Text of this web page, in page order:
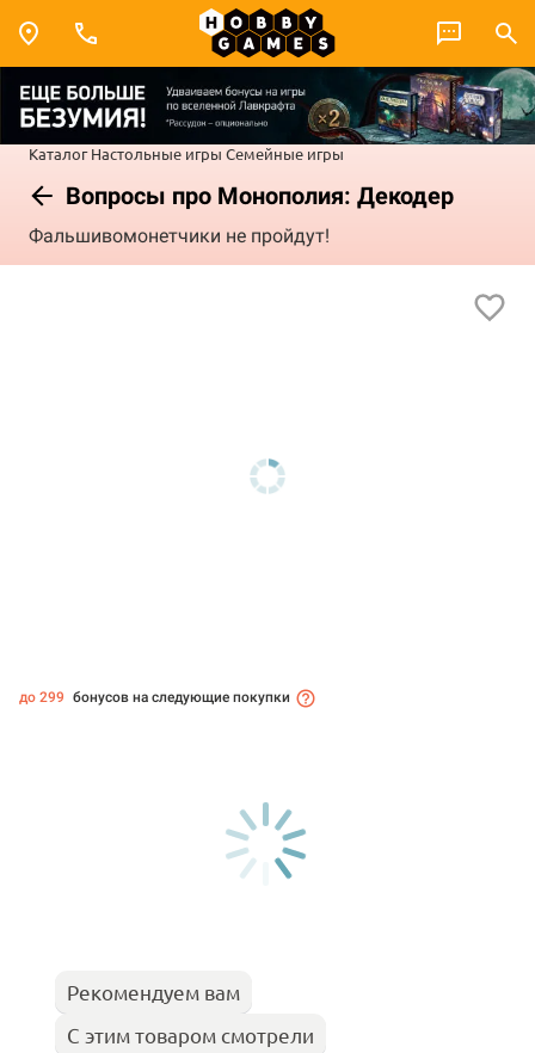
Каталог Настольные игры Семейные игры
Вопросы про Монополия: Декодер
Фальшивомонетчики не пройдут!
до 299 бонусов на следующие покупки
Рекомендуем вам
С этим товаром смотрели